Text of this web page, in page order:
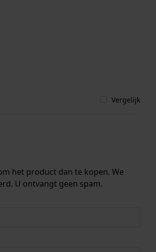
Vergelijk
het product dan te kopen. We
U ontvangt geen spam.